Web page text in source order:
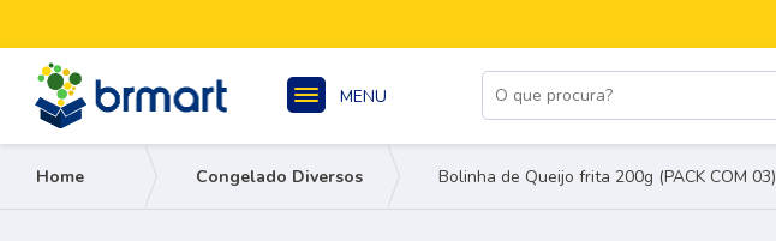
MENU
Home Congelado Diversos Bolinha de Queijo frita 200g (PACK COM 03)